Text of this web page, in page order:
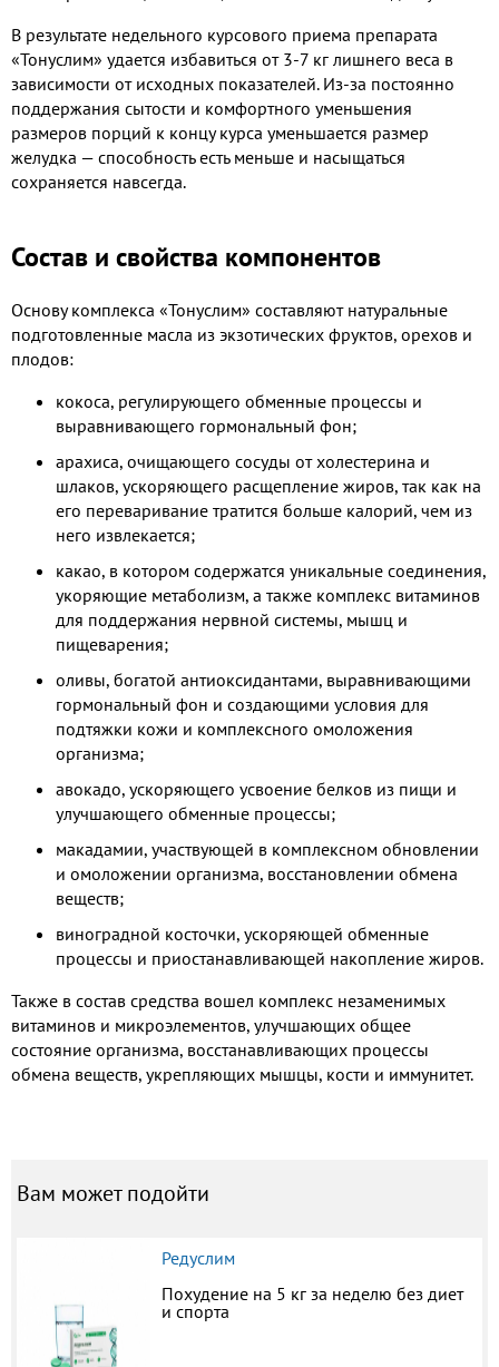
В результате недельного курсового приема препарата
«Тонуслим» удается избавиться от 3-7 кг лишнего веса в
зависимости от исходных показателей. Из-за постоянно
поддержания сытости и комфортного уменьшения
размеров порций к концу курса уменьшается размер
желудка — способность есть меньше и насыщаться
сохраняется навсегда.
Состав и свойства компонентов
Основу комплекса «Тонуслим» составляют натуральные
подготовленные масла из экзотических фруктов, орехов и
плодов:
кокоса, регулирующего обменные процессы и
выравнивающего гормональный фон;
арахиса, очищающего сосуды от холестерина и
шлаков, ускоряющего расщепление жиров, так как на
его переваривание тратится больше калорий, чем из
него извлекается;
какао, в котором содержатся уникальные соединения,
укоряющие метаболизм, а также комплекс витаминов
для поддержания нервной системы, мышц и
пищеварения;
оливы, богатой антиоксидантами, выравнивающими
гормональный фон и создающими условия для
подтяжки кожи и комплексного омоложения
организма;
авокадо, ускоряющего усвоение белков из пищи и
улучшающего обменные процессы;
макадамии, участвующей в комплексном обновлении
и омоложении организма, восстановлении обмена
веществ;
виноградной косточки, ускоряющей обменные
процессы и приостанавливающей накопление жиров.
Также в состав средства вошел комплекс незаменимых
витаминов и микроэлементов, улучшающих общее
состояние организма, восстанавливающих процессы
обмена веществ, укрепляющих мышцы, кости и иммунитет.
Вам может подойти
Редуслим
Похудение на 5 кг за неделю без диет
и спорта